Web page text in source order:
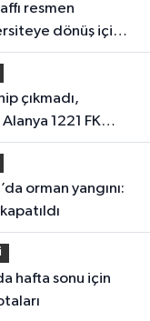
dönüş için 4
1221 FK